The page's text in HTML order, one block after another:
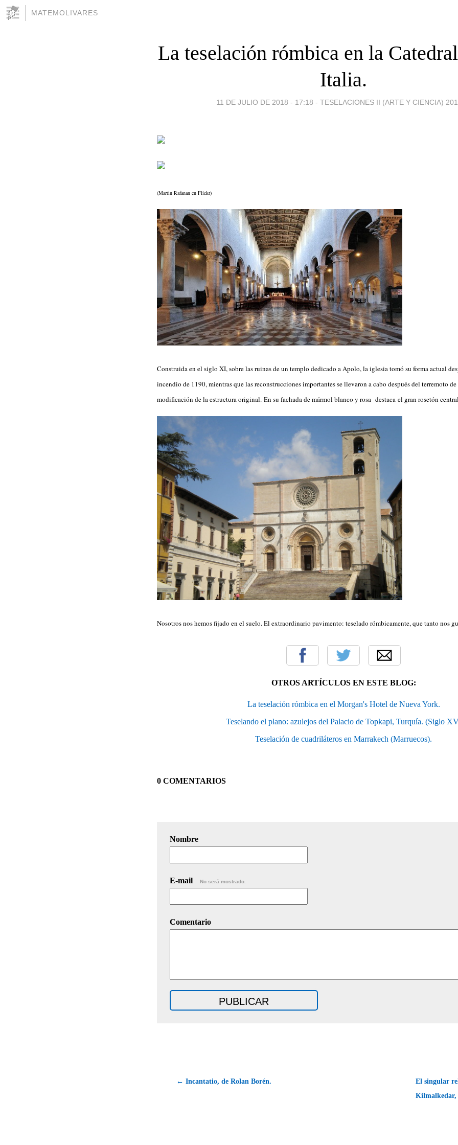
MATEMOLIVARES
La teselación rómbica en la
Italia.
11 DE JULIO DE 2018 - 17:18 - TESELACIONES II (ARTE Y CIENCIA)
(Martin Rafanan en Flickr)
Construida en el siglo XI, sobre las ruinas de un templo dedicado a Apolo, la iglesia tomó su forma actual
incendio de 1190, mientras que las reconstrucciones importantes se llevaron a cabo después del terremoto
modificación de la estructura original. En su fachada de mármol blanco y rosa destaca el gran rosetón
Nosotros nos hemos fijado en el suelo. El extraordinario pavimento: teselado rómbicamente, que tanto nos
OTROS ARTÍCULOS EN ESTE BLOG:
La teselación rómbica en el Morgan's Hotel de Nueva York.
Teselando el plano: azulejos del Palacio de Topkapi, Turquía. (Siglo
Teselación de cuadriláteros en Marrakech (Marruecos).
0 COMENTARIOS
Nombre
E-mail No será mostrado.
Comentario
← Incantatio, de Rolan Borén.
El singular